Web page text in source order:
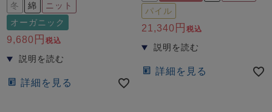
冬 綿
ニット
オーガニック
9,680 税込
詳細を見る
パイル
21,340 税込
詳細を見る